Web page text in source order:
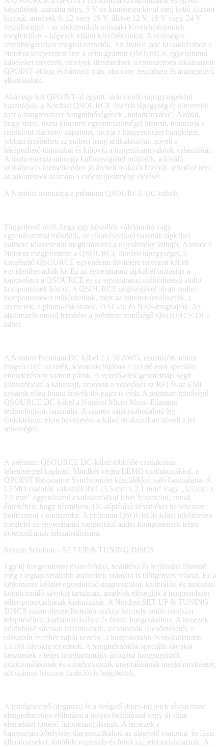
készülékek számára négy, 5 V-os kimeneten kívül még kettő aljzatot
biztosít, amelyek 9, 12 vagy 19 V, illetve 12 V, 19 V vagy 24 V
feszültséggel – az elektronikák műszaki követelményeinek
megfelelően – képesek ellátni készülékeinket. A szükséges
feszültségértékek megválaszthatók. Az átviteli lánc kialakításához a
Nordost kifejezetten erre a célra gyártott QSOURCE egyenáramú
kábeleket tervezett, amelyek illeszkednek a rendszerben alkalmazott
QPOINT-okhoz és bármely más, alacsony feszültség és áramigényű
alkatrészhez.
Akár egy-két QPOINT-al együtt, akár önálló tápegységeként
használjuk, a Nordost QSOURCE lineáris tápegység új dimenziót
nyit a hangrendszer hangminőségének „tudományába”. Azáltal,
hogy stabil, tiszta kimeneti egyenfeszültséget biztosít, fenntartja a
rendkívül alacsony zajszintet, javítja a hangrendszer hangképét,
jobban érzékelteti az emberi hang artikulációját, növeli a
leképezhető dinamikát és kibővíti a hangszínárnyalatok választékát.
A tiszta energia mintegy különbségtétel működik, a kiváló
szabályozás kiemelkedően jó átviteli reakciót biztosít, lehetővé téve
az alkatrészek számára a csúcsteljesítmény elérését.
A Nordost bemutatja a prémium QSOURCE DC-kábelt.
Függetlenül attól, hogy egy készülék váltóáramú vagy
egyenárammal működik, az alkatrészekkel használt tápkábel
kalibere közvetlenül meghatározza a teljesítmény szintjét. Amikor a
Nordost megjelentette a QSOURCE lineáris tápegységet, a
kiegészítő QSOURCE egyenáram átvitelére tervezett kábelt
egyidejűleg adták ki. Ez az egyenáramú tápkábel biztosítja a
kapcsolatot a QSOURCE és az egyenáramú működtetésű audio-
komponensek között. A QSOURCE segítségével olyan audio-
komponenseket működtetünk, mint az internet-útválasztók, a
szerverek, a phono-fokozatok, DAC-ak és NAS-meghajtók. Az
alkalmazás utolsó frissítése a prémium minőségű QSOURCE DC-
kábel.
A Nordost Premium DC kábel 2 x 18 AWG, ezüstözött, tömör
magvú OFC vezeték, konstrukciójában a vezető erek speciális
elrendezésben sodrott párok. A vezető-erek geometriája segít
kiküszöbölni a kábelzajt, azonban a vezetőket az RFI és az EMI
zavarok ellen fonott árnyékoló-pajzs is védi. A prémium minőségű
QSOURCE DC-kábel a Nordost Micro Mono-Filament
technológiáját használja. A szintén saját szabadalmú lég-
dielektrikum elem bevezetése a kábel struktúrában növeli a jel
sebességet.
A prémium QSOURCE DC-kábel többféle csatlakozási
lehetőséggel kapható. Mindkét végén LEMO csatlakozókkal, a
QPOINT Resonance Synchronizer készülékkel való használatra. A
LEMO csatolók választékából „5,5 mm x 2,1 mm” vagy „5,5 mm x
2,5 mm” egyenáramú csatlakozókkal lehet felszerelni, annak
érdekében, hogy bármilyen, DC-táplálású készüléket be lehessen
beilleszteni a rendszerbe. A prémium QSOURCE kábel tökéletesen
megfelel az egyenáramú meghajtású audio-komponensek teljes
potenciáljának felszabadítására.
System Solution – SET-UP & TUNING DISCS
Egy új hangrendszer összeállítása, beállítása és bejáratása fárasztó
még a legtapasztaltabb audiofilek számára is időigényes feladat. Ez a
kétlemezes készlet egyedülálló diagnosztikai, kalibrálási és rendszer-
kondicionáló sávokat tartalmaz, amelyek elősegítik a hangrendszer
teljes potenciáljának kiaknázását. A Nordost SET-UP & TUNING
DISCS szinte elengedhetetlen eszköz bármely audio-rendszer
telepítéséhez, karbantartásához és finom hangolásához. A lemezek
különböző sávokat tartalmaznak, a csatornák ellenőrzésétől, a
rózsaszín és fehér zajtól kezdve, a bonyolultabb és szokatlanabb
LEDR sávokig terjednek. A hangmérnökök speciális sávokat
készítettek a teljes hangtartomány átfogású hangsugárzók
pozicionálásának és a mélynyomók integrálásának megkönnyítésére,
sőt számos hasznos funkciót is beépítettek.
A lemágnesező (degauss) és a beégető (burn-in) jelek sávjai mind
elengedhetetlen előfutárai a helyes beállítással vagy új alkat
elemekkel történő finomhangolásnak. A lemezek a
hangsugárzó/helyiség diagnosztikához az alapvető csatorna- és fázis
ellenőrzéseket, többféle rózsaszín és fehér zaj jelet tartalmaznak. A